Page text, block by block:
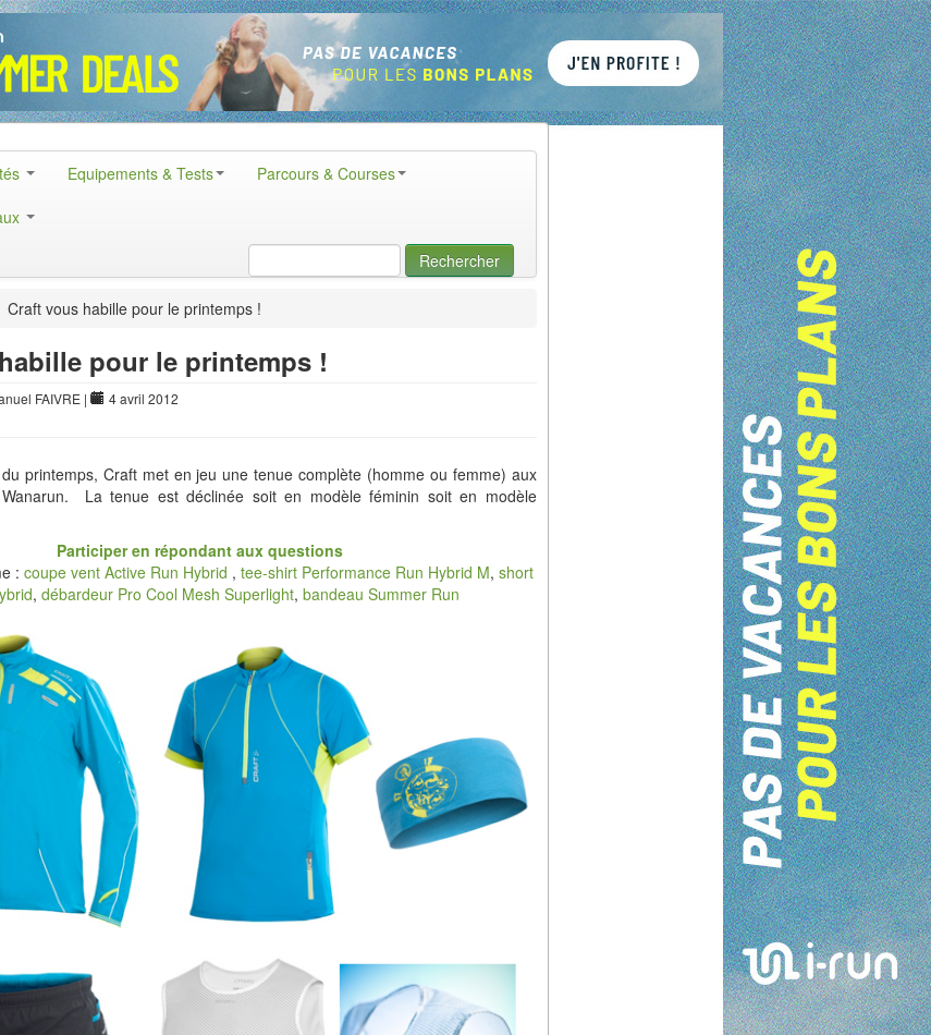
Equipements & Tests
Parcours & Courses
Rechercher
Craft vous habille pour le printemps !
pour le printemps !
FAIVRE | 4 avril 2012
printemps, Craft met en jeu une tenue complète (homme ou femme) aux
La tenue est déclinée soit en modèle féminin soit en modèle
Participer en répondant aux questions
: coupe vent Active Run Hybrid , tee-shirt Performance Run Hybrid M, short
, débardeur Pro Cool Mesh Superlight, bandeau Summer Run